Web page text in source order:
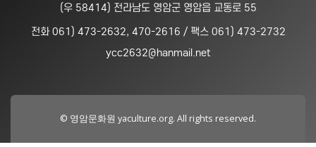
(우 58414) 전라남도 영암군 영암읍 교동로 55
전화 061) 473-2632, 470-2616 / 팩스 061) 473-2732
ycc2632@hanmail.net
© 영암문화원 yaculture.org. All rights reserved.